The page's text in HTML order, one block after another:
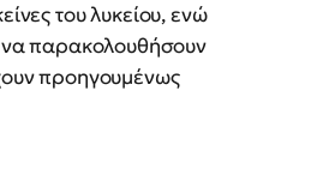
του λυκείου, ενώ
να παρακολουθήσουν
προηγουμένως